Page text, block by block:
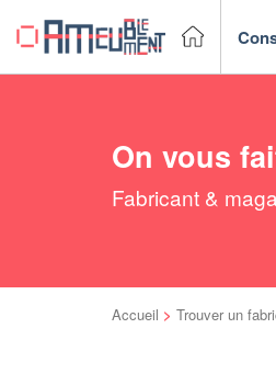
On vous
Fabricant &
Accueil > Trouver un